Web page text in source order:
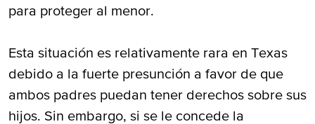
para proteger al menor.
Esta situación es relativamente rara en Texas
debido a la fuerte presunción a favor de que
ambos padres puedan tener derechos sobre sus
hijos. Sin embargo, si se le concede la